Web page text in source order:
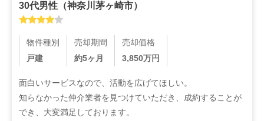
30代男性 （神奈川茅ヶ崎市）
物件種別
戸建
売却期間
約5ヶ月
売却価格
3,850万円
面白いサービスなので、活動を広げてほしい。
知らなかった仲介業者を見つけていただき、成約することが
でき、大変満足しております。